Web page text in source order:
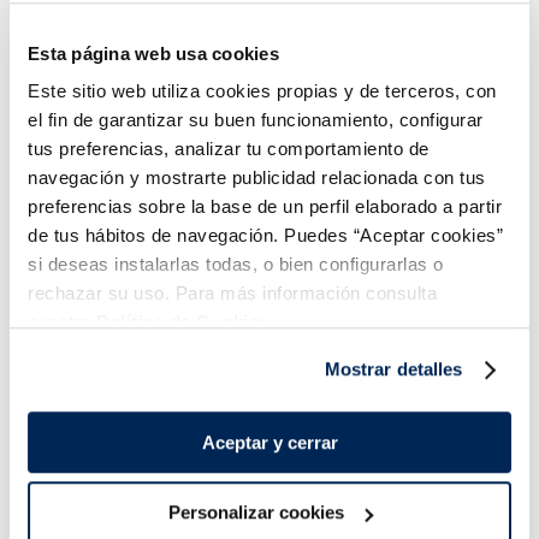
Esta página web usa cookies
Este sitio web utiliza cookies propias y de terceros, con
el fin de garantizar su buen funcionamiento, configurar
tus preferencias, analizar tu comportamiento de
navegación y mostrarte publicidad relacionada con tus
preferencias sobre la base de un perfil elaborado a partir
de tus hábitos de navegación. Puedes “Aceptar cookies”
si deseas instalarlas todas, o bien configurarlas o
rechazar su uso. Para más información consulta
Mostrar detalles
Aceptar y cerrar
Personalizar cookies
Polo Coconut tropical
sabor coco y chocolate
Sin gluten
3,49 € Caja 6 u 420 ml
Polo Sorbete Tropic
Mango
3,29 € Caja 6u x 70 ml
Añadir